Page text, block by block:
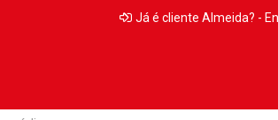
Já é cliente Almeida? -